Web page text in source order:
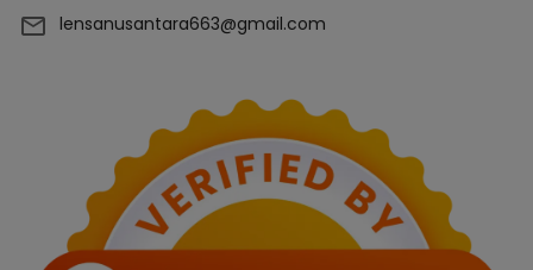
lensanusantara663@gmail.com